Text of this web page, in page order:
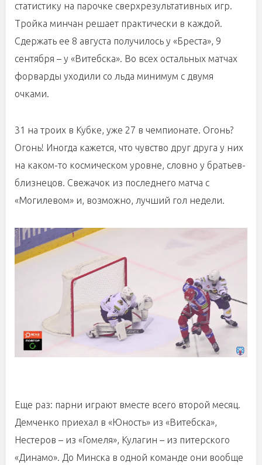
статистику на парочке сверхрезультативных игр.
Тройка минчан решает практически в каждой.
Сдержать ее 8 августа получилось у «Бреста», 9
сентября – у «Витебска». Во всех остальных матчах
форварды уходили со льда минимум с двумя
очками.
31 на троих в Кубке, уже 27 в чемпионате. Огонь?
Огонь! Иногда кажется, что чувство друг друга у них
на каком-то космическом уровне, словно у братьев-
близнецов. Свежачок из последнего матча с
«Могилевом» и, возможно, лучший гол недели.
Еще раз: парни играют вместе всего второй месяц.
Демченко приехал в «Юность» из «Витебска»,
Нестеров – из «Гомеля», Кулагин – из питерского
«Динамо». До Минска в одной команде они вообще